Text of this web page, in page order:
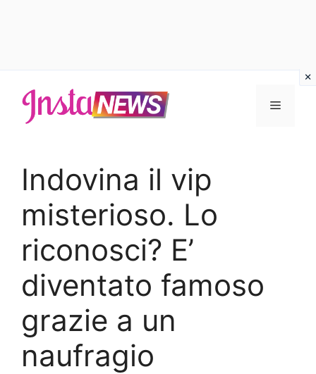
contenuto
Menu
Indovina il vip
misterioso. Lo
riconosci? E’
diventato famoso
grazie a un
naufragio